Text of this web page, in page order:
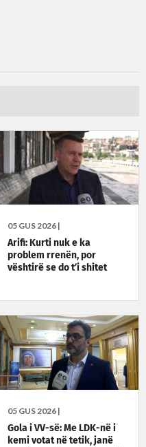
05 GUS 2026 |
Arifi: Kurti nuk e ka
problem rrenën, por
vështirë se do t’i shitet
05 GUS 2026 |
Gola i VV-së: Me LDK-në i
kemi votat në tetik, janë